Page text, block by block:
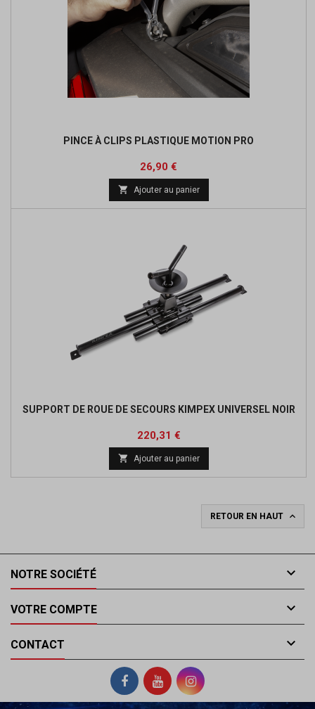
PINCE À CLIPS PLASTIQUE MOTION PRO
Prix
26,90 €
base
 Ajouter au panier
SUPPORT DE ROUE DE SECOURS KIMPEX UNIVERSEL NOIR
Prix
220,31 €Prix
de
base
 Ajouter au panier
RETOUR EN HAUT 
NOTRE SOCIÉTÉ 
VOTRE COMPTE 
CONTACT 